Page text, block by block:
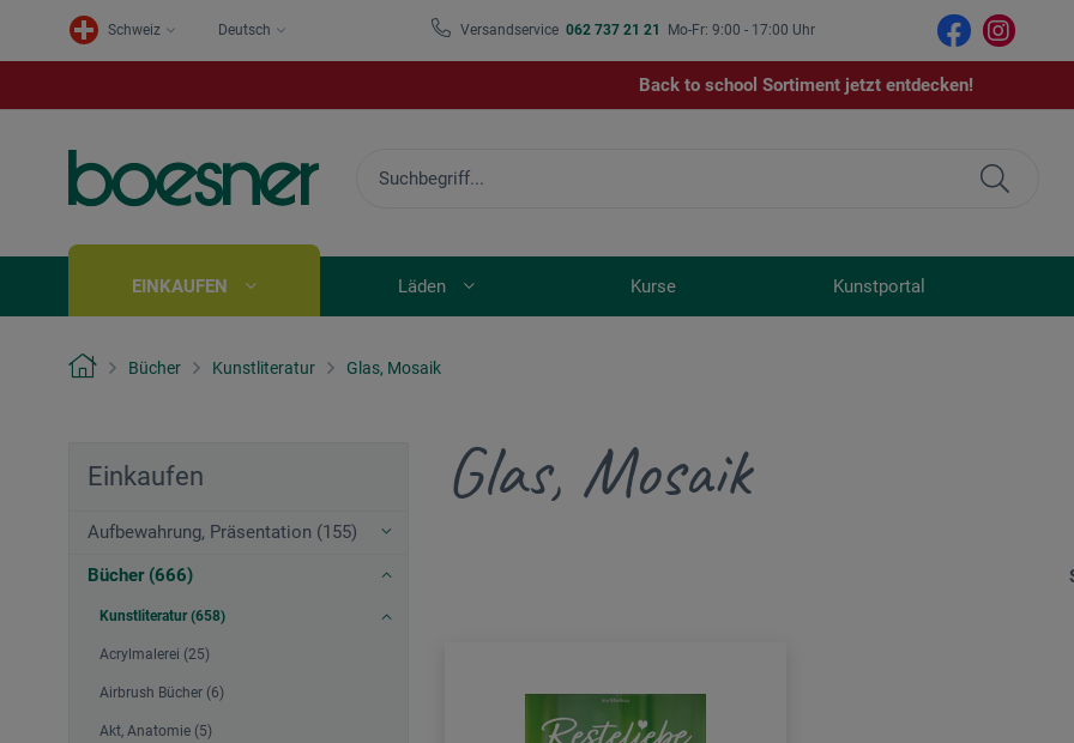
Schweiz Deutsch Versandservice 062 737 21 21 Mo-Fr: 9:00 - 17:00 Uhr
Back to school Sortiment jetzt entdecken!
EINKAUFEN Läden Kurse Kunstportal
Bücher Kunstliteratur Glas, Mosaik
Einkaufen
Aufbewahrung, Präsentation (155)
Bücher (666)
Kunstliteratur (658)
Acrylmalerei (25)
Airbrush Bücher (6)
Akt, Anatomie (5)
Glas, Mosaik